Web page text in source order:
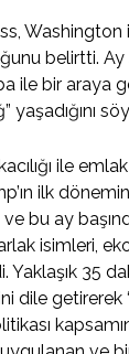
belirtti.
ile bir araya
yaşadığını
ile
ilk
bu ay
isimleri,
Yaklaşık
dile